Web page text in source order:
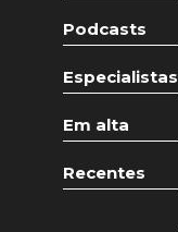
Podcasts
Especialistas
Em alta
Recentes